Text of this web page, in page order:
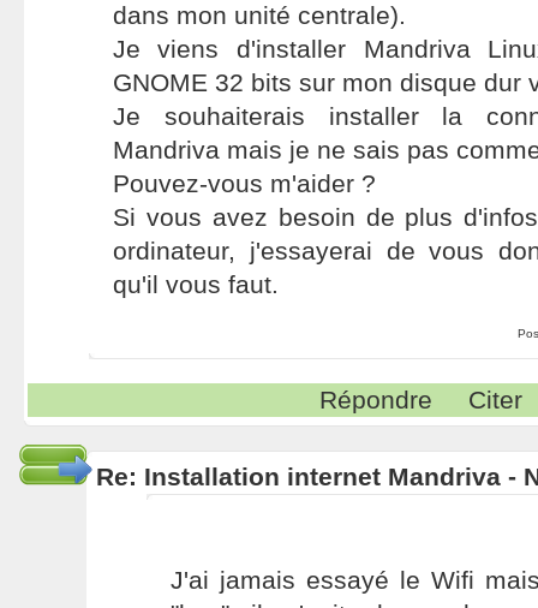
dans mon unité centrale).
Je viens d'installer Mandriva
GNOME 32 bits sur mon disque dur
Je souhaiterais installer la
Mandriva mais je ne sais pas
Pouvez-vous m'aider ?
Si vous avez besoin de plus
ordinateur, j'essayerai de vous
qu'il vous faut.
Répondre Citer
Re: Installation internet Mandriva -
J'ai jamais essayé le Wifi